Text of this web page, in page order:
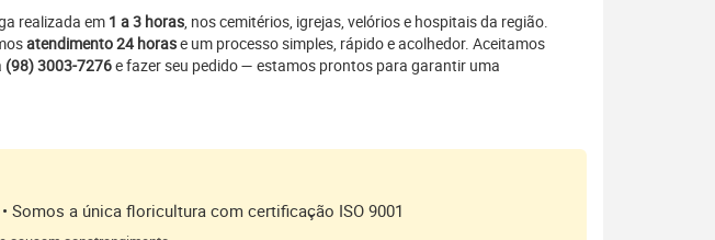
realizada em 1 a 3 horas, nos cemitérios, igrejas, velórios e hospitais da região.
atendimento 24 horase um processo simples, rápido e acolhedor. Aceitamos
(98) 3003-7276e fazer seu pedido — estamos prontos para garantir uma
Somos a única floricultura com certificação ISO 9001